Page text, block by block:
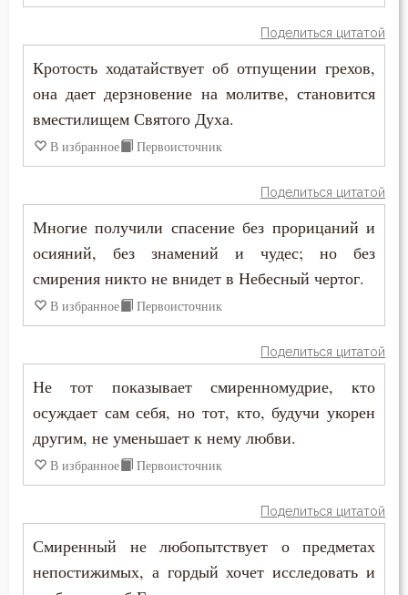
Надежда
Намерение
Нерадение
Оскорбление
Отчаяние
Память
Печаль
Печаль по Богу
Кирилл Иерусалимский
Климент Римский
Лев Великий
Лев Оптинский (Наголкин)
Лука (Войно-Ясенецкий)
Макарий Оптинский (Иванов)
Марк Эфесский
Мефодий Олимпийский
Моисей Оптинский (Путилов)
Нектарий Оптинский (Тихонов)
Поделиться цитатой
Кротость ходатайствует об отпущении грехов,
она дает дерзновение на молитве, становится
вместилищем Святого Духа.
В избранное Первоисточник
Поделиться цитатой
Многие получили спасение без прорицаний и
осияний, без знамений и чудес; но без
смирения никто не внидет в Небесный чертог.
В избранное Первоисточник
Поделиться цитатой
Не тот показывает смиренномудрие, кто
осуждает сам себя, но тот, кто, будучи укорен
другим, не уменьшает к нему любви.
В избранное Первоисточник
Поделиться цитатой
Смиренный не любопытствует о предметах
непостижимых, а гордый хочет исследовать и